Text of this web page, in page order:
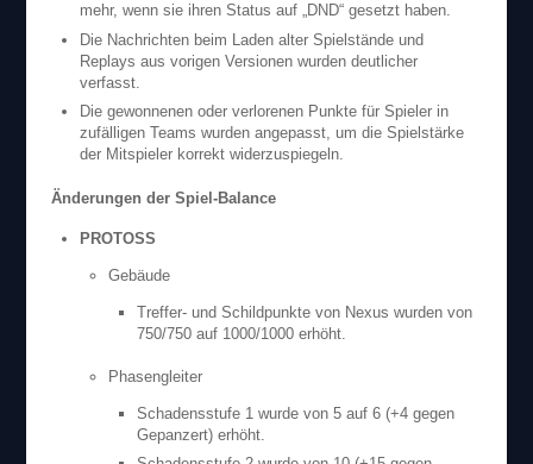
mehr, wenn sie ihren Status auf „DND“ gesetzt haben.
Die Nachrichten beim Laden alter Spielstände und
Replays aus vorigen Versionen wurden deutlicher
verfasst.
Die gewonnenen oder verlorenen Punkte für Spieler in
zufälligen Teams wurden angepasst, um die Spielstärke
der Mitspieler korrekt widerzuspiegeln.
Änderungen der Spiel-Balance
PROTOSS
Gebäude
Treffer- und Schildpunkte von Nexus wurden von
750/750 auf 1000/1000 erhöht.
Phasengleiter
Schadensstufe 1 wurde von 5 auf 6 (+4 gegen
Gepanzert) erhöht.